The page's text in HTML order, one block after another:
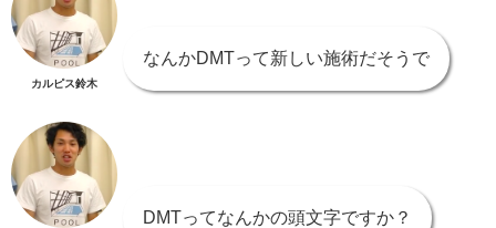
カルピス鈴木
なんかDMTって新しい施術だそうで
DMTってなんかの頭文字ですか？